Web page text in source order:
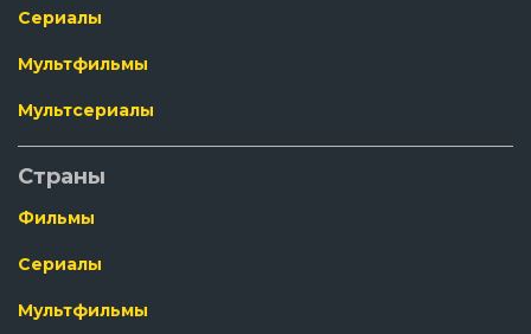
Сериалы
Мультфильмы
Мультсериалы
Страны
Фильмы
Сериалы
Мультфильмы